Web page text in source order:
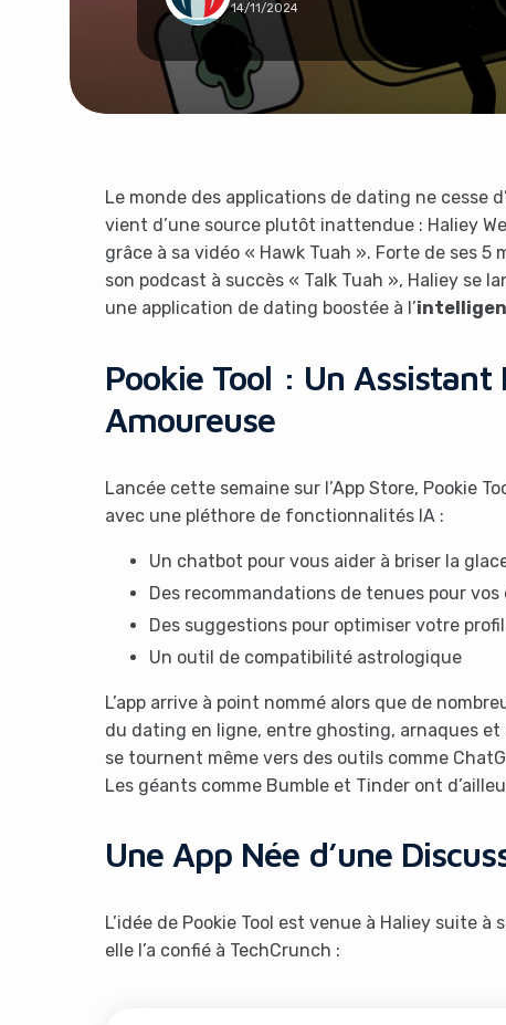
14/11/2024
Le monde des applications de dating ne cesse
vient d’une source plutôt inattendue : Haliey
grâce à sa vidéo « Hawk Tuah ». Forte de ses 5
son podcast à succès « Talk Tuah », Haliey se
une application de dating boostée à l’
Pookie Tool : Un
Amoureuse
Lancée cette semaine sur l’App Store, Pookie
avec une pléthore de fonctionnalités IA :
Un chatbot pour vous aider à briser la
Des recommandations de tenues pour vos
Des suggestions pour optimiser votre
Un outil de compatibilité astrologique
L’app arrive à point nommé alors que de
du dating en ligne, entre ghosting, arnaques
se tournent même vers des outils comme
Les géants comme Bumble et Tinder ont
Une App Née d’une
L’idée de Pookie Tool est venue à Haliey suite
elle l’a confié à TechCrunch :